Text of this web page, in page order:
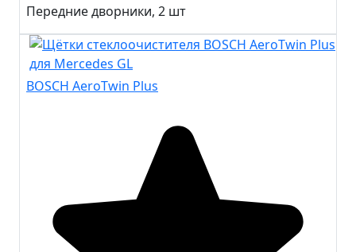
Передние дворники, 2 шт
BOSCH AeroTwin Plus